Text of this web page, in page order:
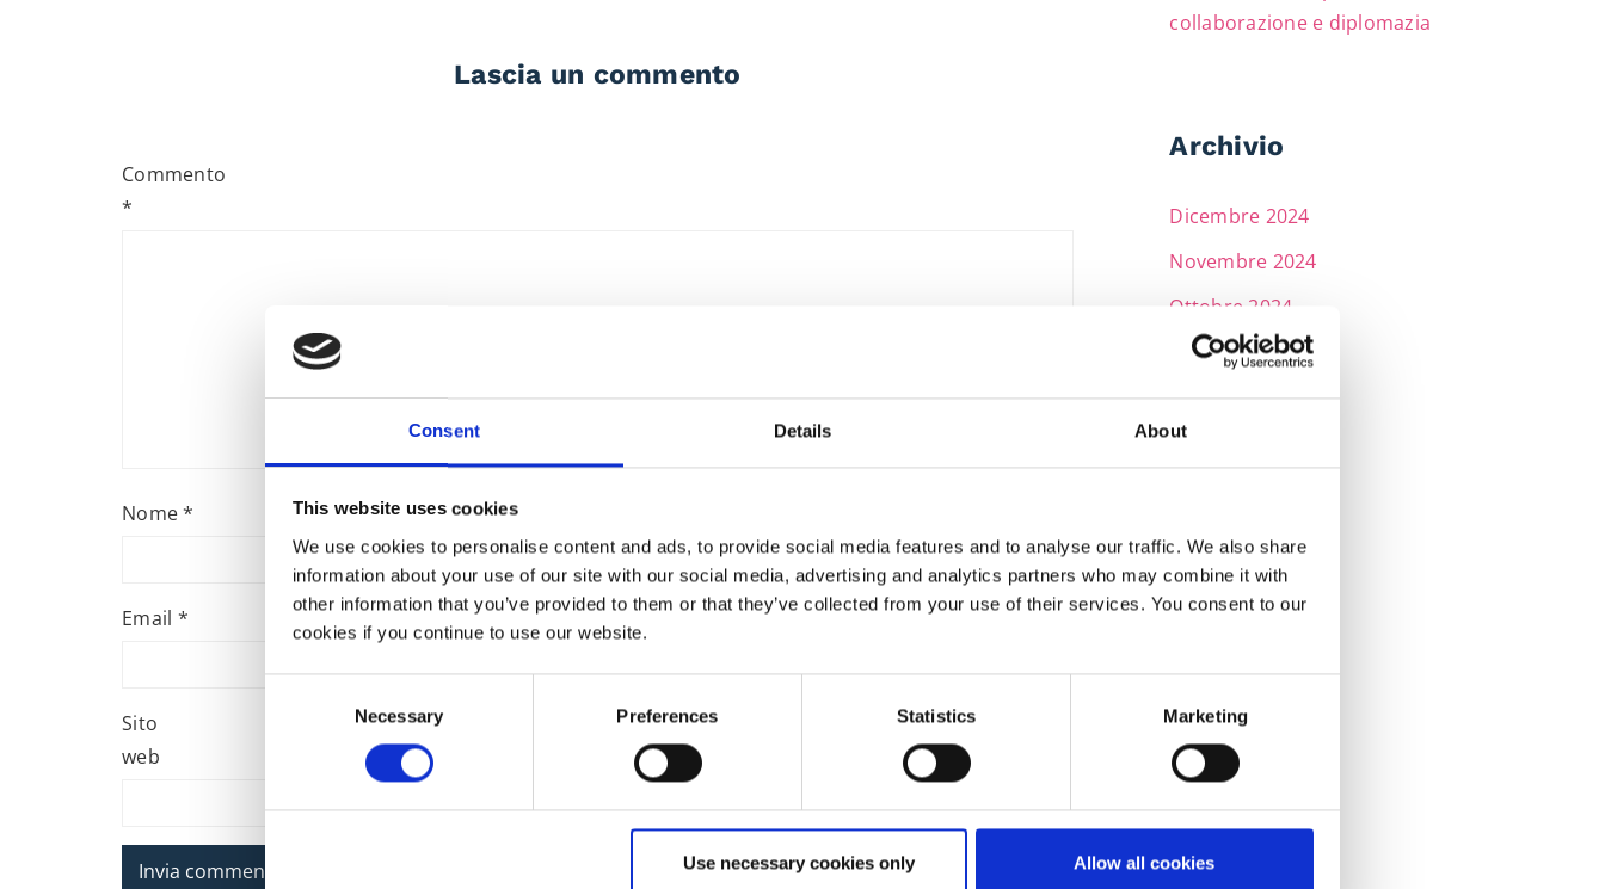
Consent Details About
This website uses cookies
We use cookies to personalise content and ads, to provide social media features and to analyse our traffic. We also share
information about your use of our site with our social media, advertising and analytics partners who may combine it with
other information that you’ve provided to them or that they’ve collected from your use of their services. You consent to our
cookies if you continue to use our website.
Necessary Preferences Statistics Marketing
Use necessary cookies only Allow all cookies
Lascia un commento
Commento
*
Nome*
Email *
Sito
web
collaborazione e diplomazia
Archivio
Dicembre 2024
Novembre 2024
Ottobre 2024
Settembre 2024
Giugno 2024
Aprile 2024
Febbraio 2024
Gennaio 2024
Novembre 2023
Ottobre 2023
Settembre 2023
Maggio 2023
Aprile 2023